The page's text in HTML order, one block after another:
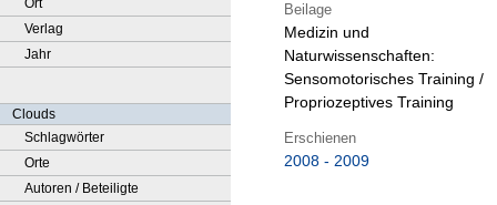
Ort
Verlag
Jahr
Clouds
Schlagwörter
Orte
Autoren / Beteiligte
Beilage
Medizin und
Naturwissenschaften:
Sensomotorisches Training /
Propriozeptives Training
Erschienen
2008 - 2009